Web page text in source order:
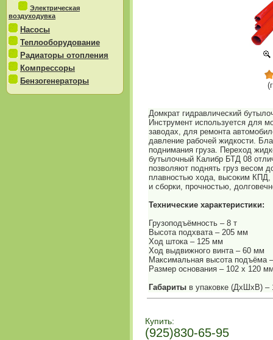
Электрическая
воздуходувка
Насосы
Теплооборудование
Радиаторы отопления
Компрессоры
Бензогенераторы
Домкрат гидравлический
Инструмент используется для
заводах, для ремонта
давление рабочей жидкости.
поднимания груза. Переход
бутылочный Калибр БТД 08
позволяют поднять груз весом
плавностью хода, высоким КПД,
и сборки, прочностью,
Технические характеристики:
Грузоподъёмность – 8 т
Высота подхвата – 205 мм
Ход штока – 125 мм
Ход выдвижного винта – 60 мм
Максимальная высота подъёма
Размер основания – 102 х 120
Габариты в упаковке (ДхШхВ) –
Купить:
(925)830-65-95